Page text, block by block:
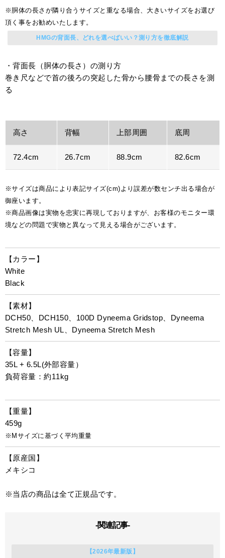
※胴体の長さが隣り合うサイズと重なる場合、大きいサイズをお選び
頂く事をお勧めいたします。
HMGの背面長、どれを選べばいい？測り方を徹底解説
・背面長（胴体の長さ）の測り方
巻き尺などで首の後ろの突起した骨から腰骨までの長さを測
る
高さ 背幅 上部周囲 底周
72.4cm 26.7cm 88.9cm 82.6cm
※サイズは商品により表記サイズ(cm)より誤差が数センチ出る場合が
御座います。
※商品画像は実物を忠実に再現しておりますが、お客様のモニター環
境などの問題で実物と異なって見える場合がございます。
【カラー】
White
Black
【素材】
DCH50、DCH150、100D Dyneema Gridstop、Dyneema
Stretch Mesh UL、Dyneema Stretch Mesh
【容量】
35L + 6.5L(外部容量）
負荷容量：約11kg
【重量】
459g
※Mサイズに基づく平均重量
【原産国】
メキシコ
※当店の商品は全て正規品です。
-関連記事-
【2026年最新版】